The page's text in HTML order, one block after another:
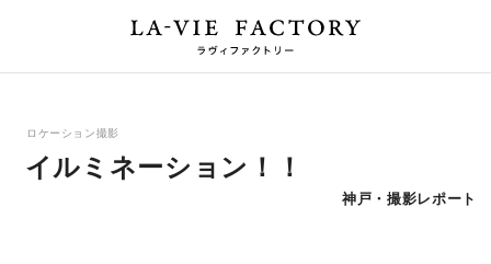
ロケーション撮影
イルミネーション！！
神戸・撮影レポート